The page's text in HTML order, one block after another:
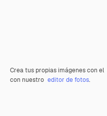
Crea tus propias imágenes con el
con nuestro editor de fotos.